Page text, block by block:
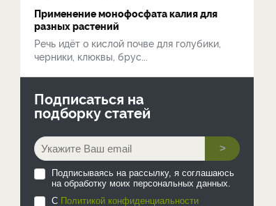
Применение монофосфата калия для
разных растений
Речь идёт о кислой почве для голубики,
черники, клюквы, брус...
Подписаться на
подборку статей
>
Подписываясь на рассылку, я соглашаюсь
на обработку моих персональных данных.
С Политикой конфиденциальности